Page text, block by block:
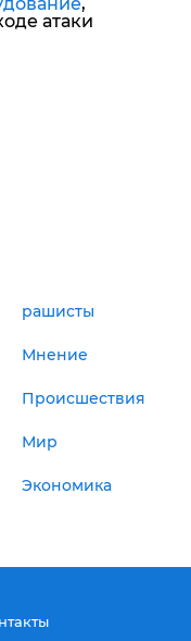
атаки
рашисты
Мнение
Происшествия
Мир
Экономика